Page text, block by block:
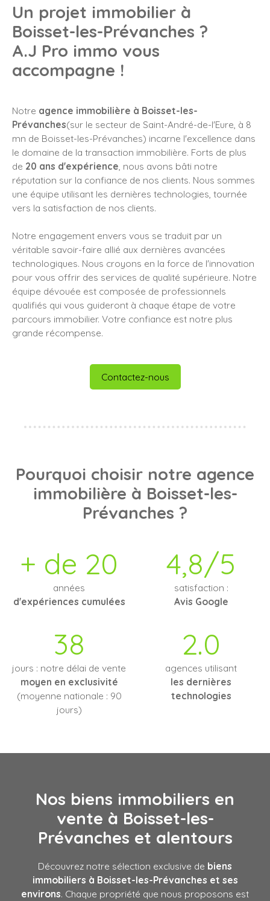
Un projet immobilier à
Boisset-les-Prévanches ?
A.J Pro immo vous
accompagne !
Notre agence immobilière à Boisset-les-
Prévanches(sur le secteur de Saint-André-de-l'Eure, à 8
mn de Boisset-les-Prévanches) incarne l'excellence dans
le domaine de la transaction immobilière. Forts de plus
de 20 ans d'expérience, nous avons bâti notre
réputation sur la confiance de nos clients. Nous sommes
une équipe utilisant les dernières technologies, tournée
vers la satisfaction de nos clients.
Notre engagement envers vous se traduit par un
véritable savoir-faire allié aux dernières avancées
technologiques. Nous croyons en la force de l'innovation
pour vous offrir des services de qualité supérieure. Notre
équipe dévouée est composée de professionnels
qualifiés qui vous guideront à chaque étape de votre
parcours immobilier. Votre confiance est notre plus
grande récompense.
Contactez-nous
Pourquoi choisir notre agence
immobilière à Boisset-les-
Prévanches ?
+ de 20
années
d'expériences cumulées
4,8/5
satisfaction :
Avis Google
38
jours : notre délai de vente
moyen en exclusivité
(moyenne nationale : 90
jours)
2.0
agences utilisant
les dernières
technologies
Nos biens immobiliers en
vente à Boisset-les-
Prévanches et alentours
Découvrez notre sélection exclusive de biens
immobiliers à Boisset-les-Prévanches et ses
environs. Chaque propriété que nous proposons est